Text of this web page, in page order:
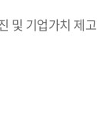
및 기업가치 제고